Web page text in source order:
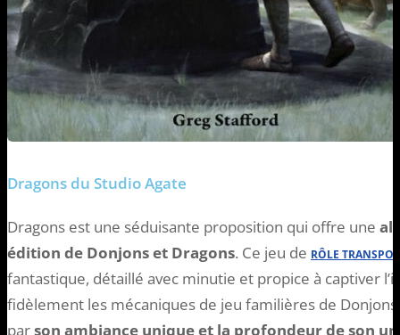
Dragons du Studio Agate
Dragons est une séduisante proposition qui offre une
édition de Donjons et Dragons. Ce jeu de RÔLE
fantastique, détaillé avec minutie et propice à captiver
fidèlement les mécaniques de jeu familières de
parson ambiance unique et la profondeur de son